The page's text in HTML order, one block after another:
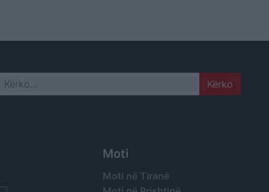
Moti
Moti në Tiranë